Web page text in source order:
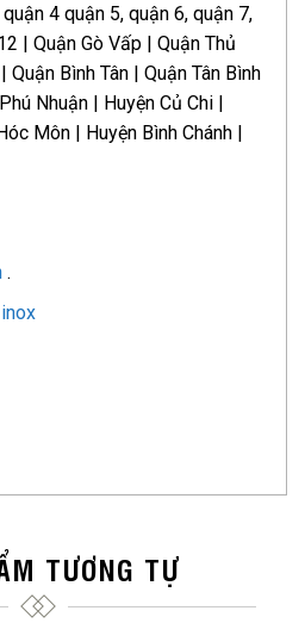
4 quận 5, quận 6, quận 7,
| Quận Gò Vấp | Quận Thủ
Bình Tân | Quận Tân Bình
Nhuận | Huyện Củ Chi |
Môn | Huyện Bình Chánh |
.
TƯƠNG TỰ